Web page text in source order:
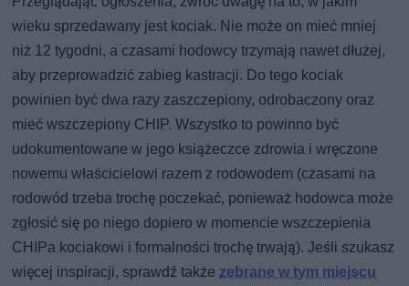
wieku sprzedawany jest kociak. Nie może on mieć mniej
niż 12 tygodni, a czasami hodowcy trzymają nawet dłużej,
aby przeprowadzić zabieg kastracji. Do tego kociak
powinien być dwa razy zaszczepiony, odrobaczony oraz
mieć wszczepiony CHIP. Wszystko to powinno być
udokumentowane w jego książeczce zdrowia i wręczone
nowemu właścicielowi razem z rodowodem (czasami na
rodowód trzeba trochę poczekać, ponieważ hodowca może
zgłosić się po niego dopiero w momencie wszczepienia
CHIPa kociakowi i formalności trochę trwają). Jeśli szukasz
więcej inspiracji, sprawdź także zebrane w tym miejscu